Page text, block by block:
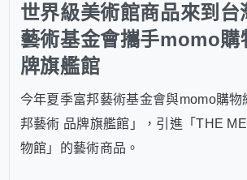
世界級美術館商品來到台
藝術基金會攜手momo購
牌旗艦館
今年夏季富邦藝術基金會與momo購物
邦藝術 品牌旗艦館」，引進「THE
物館」的藝術商品。